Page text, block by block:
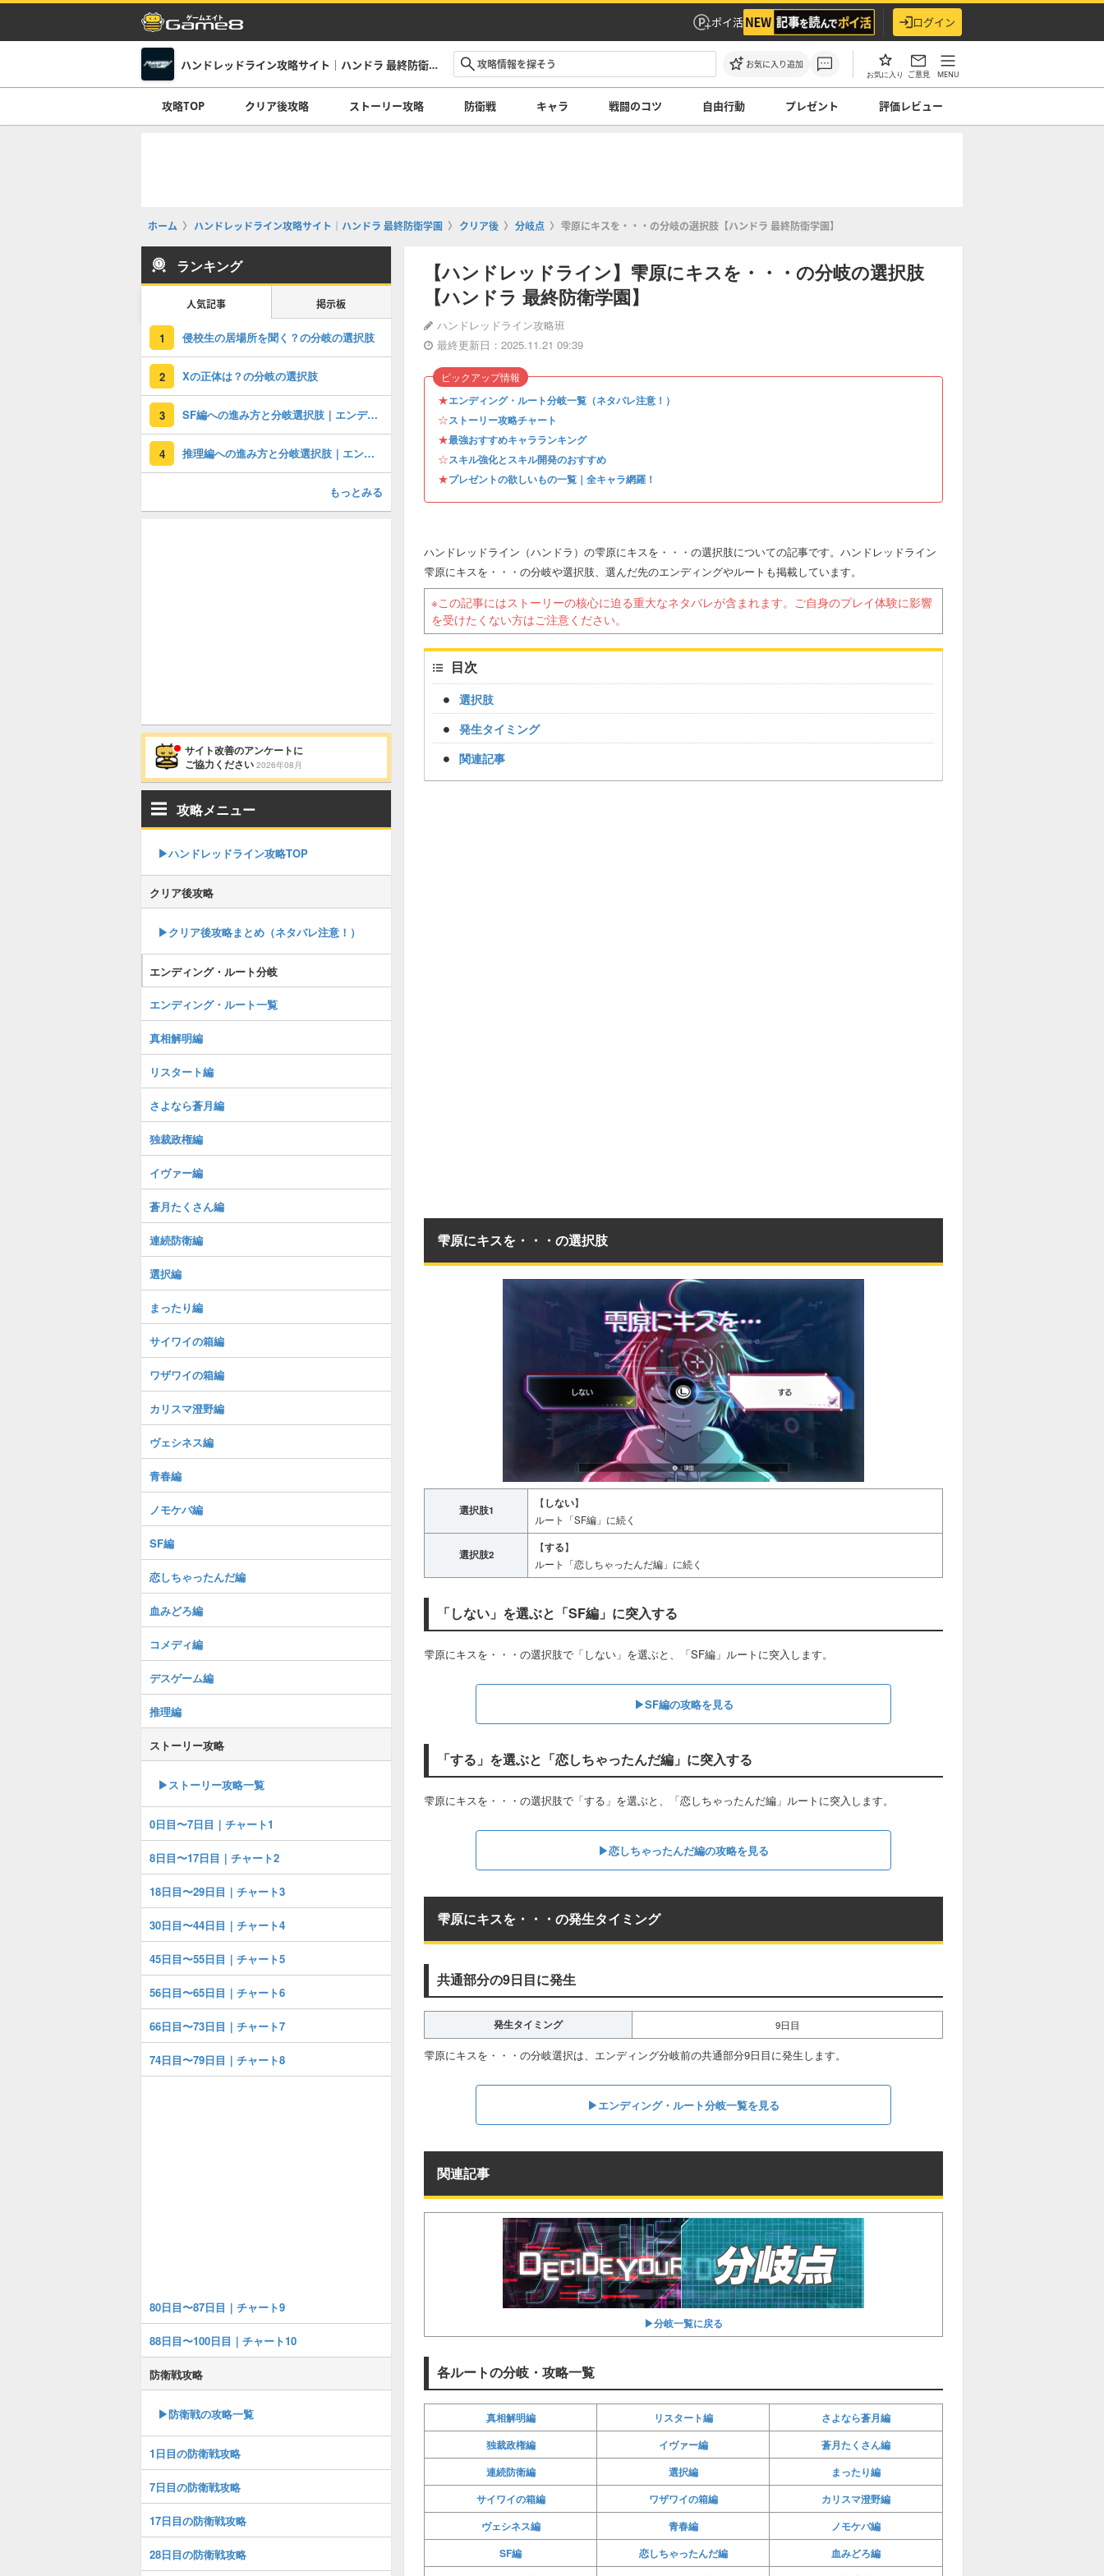
ポイ活 ログイン
ハンドレッドライン攻略サイト｜ハンドラ 最終防衛学園 お気に入り追加
お気に入り ご意見 MENU
攻略TOP クリア後攻略 ストーリー攻略 防衛戦 キャラ 戦闘のコツ 自由行動 プレゼント 評価レビュー
ホーム ハンドレッドライン攻略サイト｜ハンドラ 最終防衛学園 クリア後 分岐点 雫原にキスを・・・の分岐の選択肢【ハンドラ 最終防衛学園】
【ハンドレッドライン】雫原にキスを・・・の分岐の選択肢
【ハンドラ 最終防衛学園】
ハンドレッドライン攻略班
最終更新日：2025.11.21 09:39
★エンディング・ルート分岐一覧（ネタバレ注意！）
☆ストーリー攻略チャート
★最強おすすめキャラランキング
☆スキル強化とスキル開発のおすすめ
★プレゼントの欲しいもの一覧｜全キャラ網羅！
ピックアップ情報
ハンドレッドライン（ハンドラ）の雫原にキスを・・・の選択肢についての記事です。ハンドレッドライン
雫原にキスを・・・の分岐や選択肢、選んだ先のエンディングやルートも掲載しています。
※この記事にはストーリーの核心に迫る重大なネタバレが含まれます。ご自身のプレイ体験に影響
を受けたくない方はご注意ください。
目次
選択肢
発生タイミング
関連記事
雫原にキスを・・・の選択肢
選択肢1
【しない】
ルート「SF編」に続く
選択肢2
【する】
ルート「恋しちゃったんだ編」に続く
「しない」を選ぶと「SF編」に突入する
雫原にキスを・・・の選択肢で「しない」を選ぶと、「SF編」ルートに突入します。
▶︎SF編の攻略を見る
「する」を選ぶと「恋しちゃったんだ編」に突入する
雫原にキスを・・・の選択肢で「する」を選ぶと、「恋しちゃったんだ編」ルートに突入します。
▶︎恋しちゃったんだ編の攻略を見る
雫原にキスを・・・の発生タイミング
共通部分の9日目に発生
発生タイミング 9日目
雫原にキスを・・・の分岐選択は、エンディング分岐前の共通部分9日目に発生します。
▶︎エンディング・ルート分岐一覧を見る
関連記事
▶︎分岐一覧に戻る
各ルートの分岐・攻略一覧
真相解明編 リスタート編
さよなら蒼月編
独裁政権編
イヴァー編
蒼月たくさん編
連続防衛編
選択編
まったり編
サイワイの箱編
ワザワイの箱編
カリスマ澄野編
ヴェシネス編
青春編
ノモケバ編
SF編
恋しちゃったんだ編
血みどろ編
ランキング
人気記事 掲示板
1 侵校生の居場所を聞く？の分岐の選択肢
2 Xの正体は？の分岐の選択肢
3 SF編への進み方と分岐選択肢｜エンディング53〜60
4 推理編への進み方と分岐選択肢｜エンディング93〜100
もっとみる
サイト改善のアンケートに
ご協力ください 2026年08月
攻略メニュー
▶︎ハンドレッドライン攻略TOP
クリア後攻略
▶︎クリア後攻略まとめ（ネタバレ注意！）
エンディング・ルート分岐
エンディング・ルート一覧
真相解明編
リスタート編
さよなら蒼月編
独裁政権編
イヴァー編
蒼月たくさん編
連続防衛編
選択編
まったり編
サイワイの箱編
ワザワイの箱編
カリスマ澄野編
ヴェシネス編
青春編
ノモケバ編
SF編
恋しちゃったんだ編
血みどろ編
コメディ編
デスゲーム編
推理編
ストーリー攻略
▶︎ストーリー攻略一覧
0日目〜7日目｜チャート1
8日目〜17日目｜チャート2
18日目〜29日目｜チャート3
30日目〜44日目｜チャート4
45日目〜55日目｜チャート5
56日目〜65日目｜チャート6
66日目〜73日目｜チャート7
74日目〜79日目｜チャート8
80日目〜87日目｜チャート9
88日目〜100日目｜チャート10
防衛戦攻略
▶︎防衛戦の攻略一覧
1日目の防衛戦攻略
7日目の防衛戦攻略
17日目の防衛戦攻略
28日目の防衛戦攻略